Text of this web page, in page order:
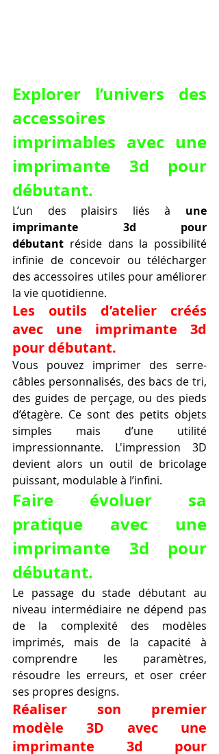
Explorer l’univers des
accessoires
imprimables avec une
imprimante 3d pour
débutant.
L’un des plaisirs liés à une
imprimante 3d pour
débutant réside dans la possibilité
infinie de concevoir ou télécharger
des accessoires utiles pour améliorer
la vie quotidienne.
Les outils d’atelier créés
avec une imprimante 3d
pour débutant.
Vous pouvez imprimer des serre-
câbles personnalisés, des bacs de tri,
des guides de perçage, ou des pieds
d’étagère. Ce sont des petits objets
simples mais d’une utilité
impressionnante. L'impression 3D
devient alors un outil de bricolage
puissant, modulable à l’infini.
Faire évoluer sa
pratique avec une
imprimante 3d pour
débutant.
Le passage du stade débutant au
niveau intermédiaire ne dépend pas
de la complexité des modèles
imprimés, mais de la capacité à
comprendre les paramètres,
résoudre les erreurs, et oser créer
ses propres designs.
Réaliser son premier
modèle 3D avec une
imprimante 3d pour